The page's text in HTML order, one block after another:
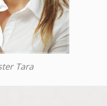
Tara